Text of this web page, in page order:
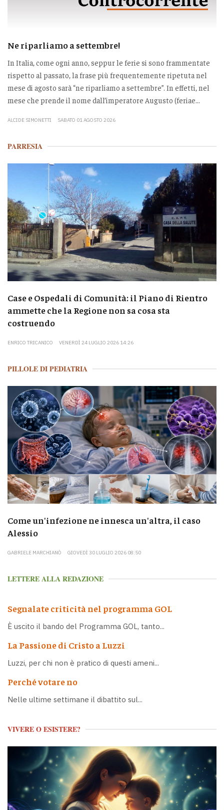
Ne riparliamo a settembre!
In Italia, come ogni anno, seppur le ferie si sono frammentate
rispetto al passato, la frase più frequentemente ripetuta nel
mese di agosto sarà “ne riparliamo a settembre”. In effetti, nel
mese che prende il nome dall’imperatore Augusto (feriae...
ALCIDE SIMONETTI SABATO 01 AGOSTO 2026
PARRESIA
Case e Ospedali di Comunità: il Piano di Rientro
ammette che la Regione non sa cosa sta
costruendo
ENRICO TRICANICO VENERDÌ 24 LUGLIO 2026 14:26
PILLOLE DI PEDIATRIA
Come un'infezione ne innesca un'altra, il caso
Alessio
GABRIELE MARCHIANÒ GIOVEDÌ 30 LUGLIO 2026 08:50
LETTERE ALLA REDAZIONE
Segnalate criticità nel programma GOL
È uscito il bando del Programma GOL, tanto...
La Passione di Cristo a Luzzi
Luzzi, per chi non è pratico di questi ameni...
Perché votare no
Nelle ultime settimane il dibattito sul...
VIVERE O ESISTERE?